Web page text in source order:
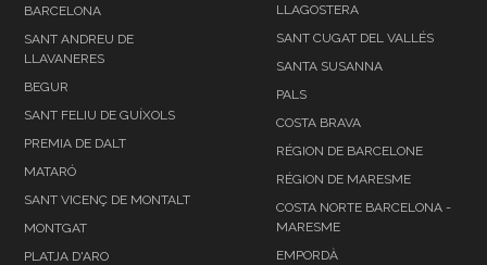
BARCELONA
SANT ANDREU DE
LLAVANERES
BEGUR
SANT FELIU DE GUÍXOLS
PREMIA DE DALT
MATARÓ
SANT VICENÇ DE MONTALT
MONTGAT
PLATJA D'ARO
LLAGOSTERA
SANT CUGAT DEL VALLÉS
SANTA SUSANNA
PALS
COSTA BRAVA
RÉGION DE BARCELONE
RÉGION DE MARESME
COSTA NORTE BARCELONA -
MARESME
EMPORDÀ